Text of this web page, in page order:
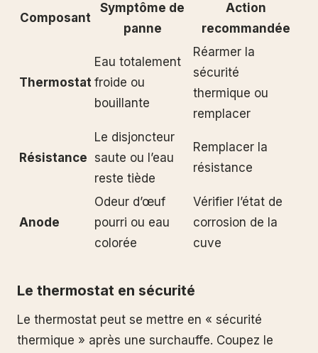
Composant
Symptôme de
panne
Action
recommandée
Thermostat
Eau totalement
froide ou
bouillante
Réarmer la
sécurité
thermique ou
remplacer
Résistance
Le disjoncteur
saute ou l’eau
reste tiède
Remplacer la
résistance
Anode
Odeur d’œuf
pourri ou eau
colorée
Vérifier l’état de
corrosion de la
cuve
Le thermostat en sécurité
Le thermostat peut se mettre en « sécurité
thermique » après une surchauffe. Coupez le